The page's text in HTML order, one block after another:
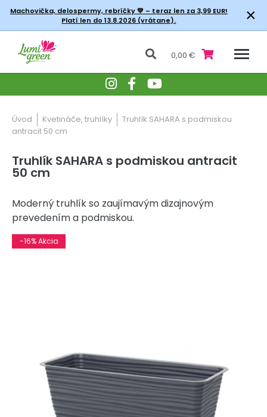
Machovička, delospermy, rebríčky💚 – teraz len za 3,99 EUR!
Platí len do 13.8.2026 (vrátane).
×
0,00 €
Úvod Kvetináče, truhlíky
Truhlík SAHARA s podmiskou
antracit 50 cm
Truhlík SAHARA s podmiskou antracit
50 cm
Moderný truhlík so zaujímavým dizajnovým
prevedením a podmiskou.
-16% Akcia